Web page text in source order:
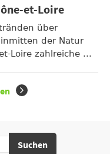
et-Loire
über
der Natur
Loire zahlreiche ...
Suchen